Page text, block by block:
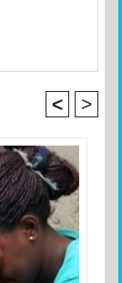
< >